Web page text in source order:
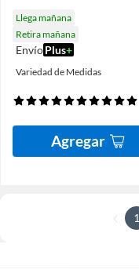
Llega mañana
Retira mañana
EnvíoPlus+
Variedad de Medidas
Agregar
1